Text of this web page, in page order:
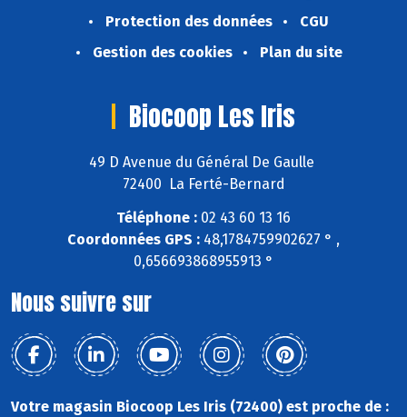
Protection des données
CGU
Gestion des cookies
Plan du site
Biocoop Les Iris
49 D Avenue du Général De Gaulle
72400 La Ferté-Bernard
Téléphone : 02 43 60 13 16
Coordonnées GPS : 48,1784759902627 ° ,
0,656693868955913 °
Nous suivre sur
Votre magasin Biocoop Les Iris (72400) est proche de :